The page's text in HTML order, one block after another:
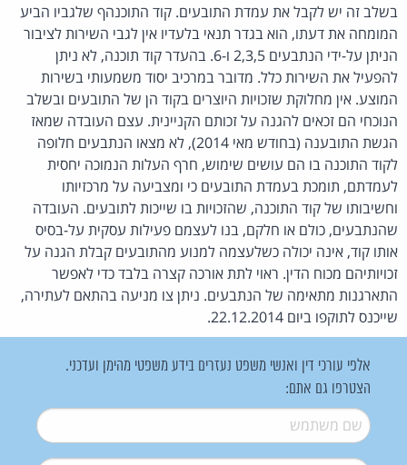
בשלב זה יש לקבל את עמדת התובעים. קוד התוכנהף שלגביו הביע
המומחה את דעתו, הוא בגדר תנאי בלעדיו אין לגבי השירות לציבור
הניתן על-ידי הנתבעים 2,3,5 ו-6. בהעדר קוד תוכנה, לא ניתן
להפעיל את השירות כלל. מדובר במרכיב יסוד משמעותי בשירות
המוצע. אין מחלוקת שזכויות היוצרים בקוד הן של התובעים ובשלב
הנוכחי הם זכאים להגנה על זכותם הקניינית. עצם העובדה שמאז
הגשת התובענה (בחודש מאי 2014), לא מצאו הנתבעים חלופה
לקוד התוכנה בו הם עושים שימוש, חרף העלות הנמוכה יחסית
לעמדתם, תומכת בעמדת התובעים כי ומצביעה על מרכזיותו
וחשיבותו של קוד התוכנה, שהזכויות בו שייכות לתובעים. העובדה
שהנתבעים, כולם או חלקם, בנו לעצמם פעילות עסקית על-בסיס
אותו קוד, אינה יכולה כשלעצמה למנוע מהתובעים קבלת הגנה על
זכויותיהם מכוח הדין. ראוי לתת אורכה קצרה בלבד כדי לאפשר
התארגנות מתאימה של הנתבעים. ניתן צו מניעה בהתאם לעתירה,
שייכנס לתוקפו ביום 22.12.2014.
אלפי עורכי דין ואנשי משפט נעזרים בידע משפטי מהימן ועדכני.
הצטרפו גם אתם:
שם משתמש*